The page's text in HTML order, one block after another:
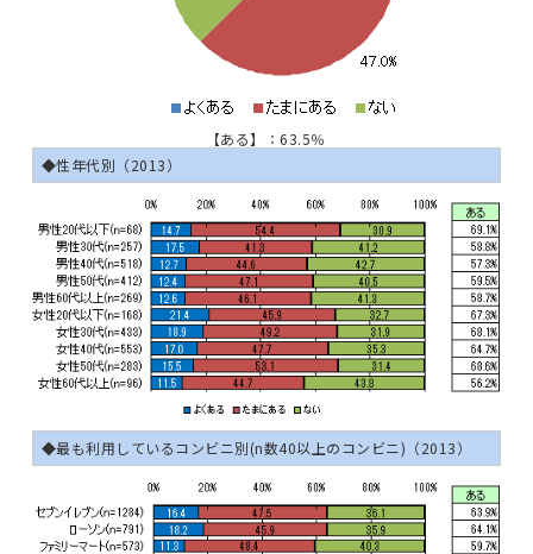
【ある】：63.5％
◆性年代別（2013）
◆最も利用しているコンビニ別(n数40以上のコンビニ)（2013）